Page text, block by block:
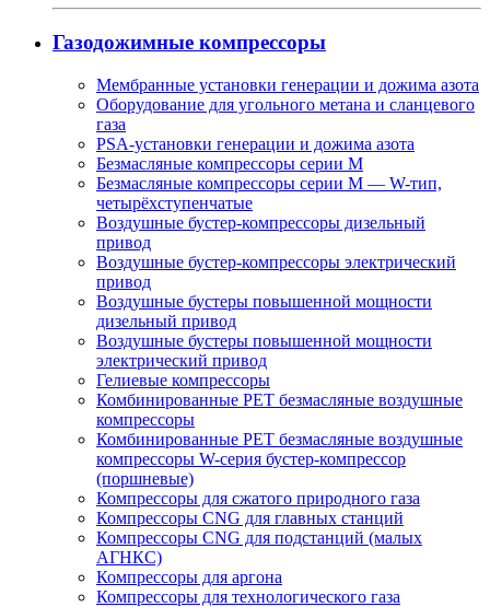
Газодожимные компрессоры
Мембранные установки генерации и дожима азота
Оборудование для угольного метана и сланцевого
газа
PSA-установки генерации и дожима азота
Безмасляные компрессоры серии M
Безмасляные компрессоры серии M — W-тип,
четырёхступенчатые
Воздушные бустер-компрессоры дизельный
привод
Воздушные бустер-компрессоры электрический
привод
Воздушные бустеры повышенной мощности
дизельный привод
Воздушные бустеры повышенной мощности
электрический привод
Гелиевые компрессоры
Комбинированные PET безмасляные воздушные
компрессоры
Комбинированные PET безмасляные воздушные
компрессоры W-серия бустер-компрессор
(поршневые)
Компрессоры для сжатого природного газа
Компрессоры CNG для главных станций
Компрессоры CNG для подстанций (малых
АГНКС)
Компрессоры для аргона
Компрессоры для технологического газа